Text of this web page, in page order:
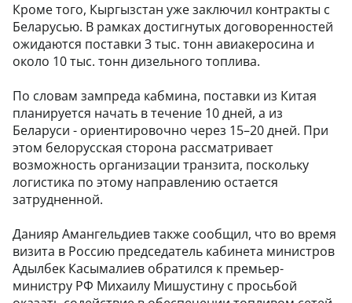
Кроме того, Кыргызстан уже заключил контракты с
Беларусью. В рамках достигнутых договоренностей
ожидаются поставки 3 тыс. тонн авиакеросина и
около 10 тыс. тонн дизельного топлива.
По словам зампреда кабмина, поставки из Китая
планируется начать в течение 10 дней, а из
Беларуси - ориентировочно через 15–20 дней. При
этом белорусская сторона рассматривает
возможность организации транзита, поскольку
логистика по этому направлению остается
затрудненной.
Данияр Амангельдиев также сообщил, что во время
визита в Россию председатель кабинета министров
Адылбек Касымалиев обратился к премьер-
министру РФ Михаилу Мишустину с просьбой